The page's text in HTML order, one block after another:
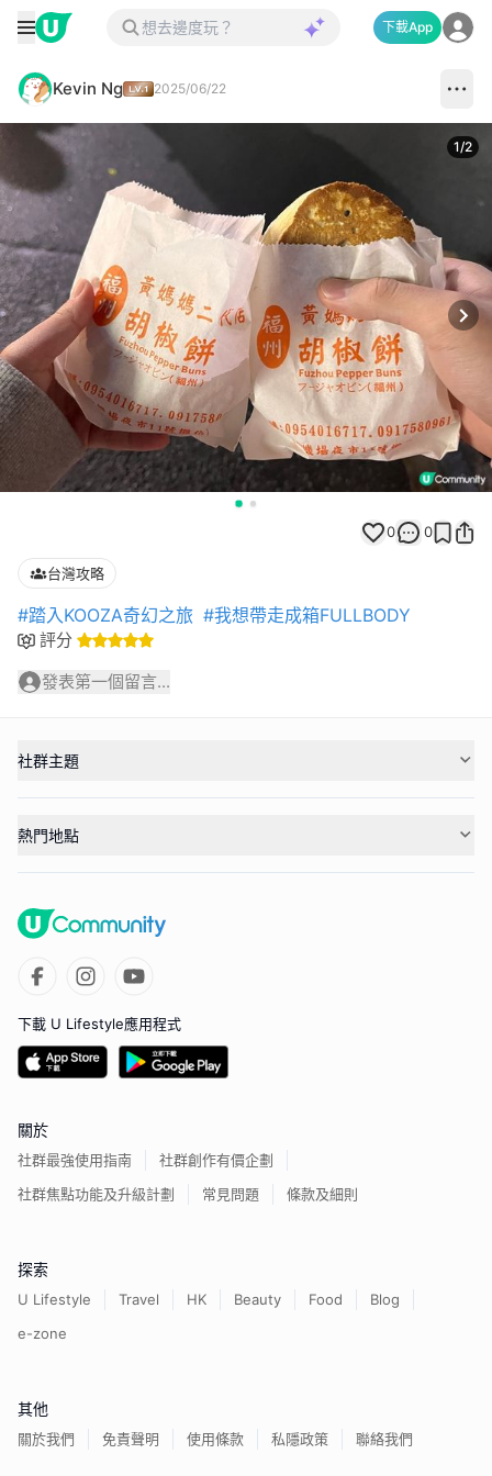
下載App
Kevin Ng 2025/06/22
1/2
0 0
台灣攻略
#踏入KOOZA奇幻之旅 #我想帶走成箱FULLBODY
評分
發表第一個留言...
社群主題
熱門地點
下載 U Lifestyle應用程式
關於
社群最強使用指南
社群創作有價企劃
社群焦點功能及升級計劃
常見問題 條款及細則
探索
U Lifestyle Travel HK Beauty Food
Blog
e-zone
其他
關於我們 免責聲明 使用條款 私隱政策 聯絡我們